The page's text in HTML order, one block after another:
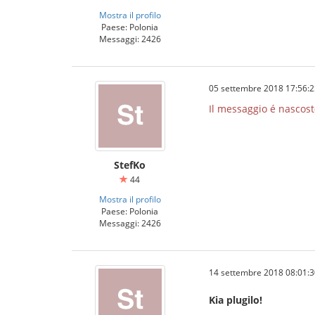
Mostra il profilo
Paese: Polonia
Messaggi: 2426
StefKo
44
Mostra il profilo
Paese: Polonia
Messaggi: 2426
05 settembre 2018
Il messaggio é
14 settembre 2018
Kia plugilo!